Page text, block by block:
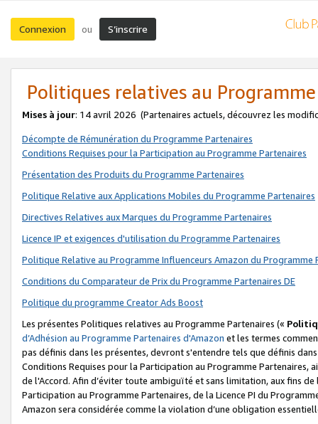
Connexion ou S’inscrire
Politiques relatives au
Mises à jour: 14 avril 2026 (Partenaires actuels, découvrez les
Décompte de Rémunération du Programme Partenaires
Conditions Requises pour la Participation au Programme Partenaires
Présentation des Produits du Programme Partenaires
Politique Relative aux Applications Mobiles du Programme Partenaires
Directives Relatives aux Marques du Programme Partenaires
Licence IP et exigences d'utilisation du Programme Partenaires
Politique Relative au Programme Influenceurs Amazon du Programme
Conditions du Comparateur de Prix du Programme Partenaires DE
Politique du programme Creator Ads Boost
Les présentes Politiques relatives au Programme Partenaires («
d’Adhésion au Programme Partenaires d'Amazon et les termes
pas définis dans les présentes, devront s'entendre tels que définis
Conditions Requises pour la Participation au Programme Partenaires,
de l'Accord. Afin d’éviter toute ambiguïté et sans limitation, aux fins
Participation au Programme Partenaires, de la Licence PI du
Amazon sera considérée comme la violation d’une obligation